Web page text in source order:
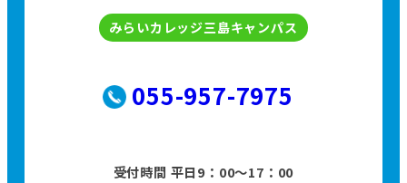
みらいカレッジ三島キャンパス
055-957-7975
受付時間 平日9：00〜17：00